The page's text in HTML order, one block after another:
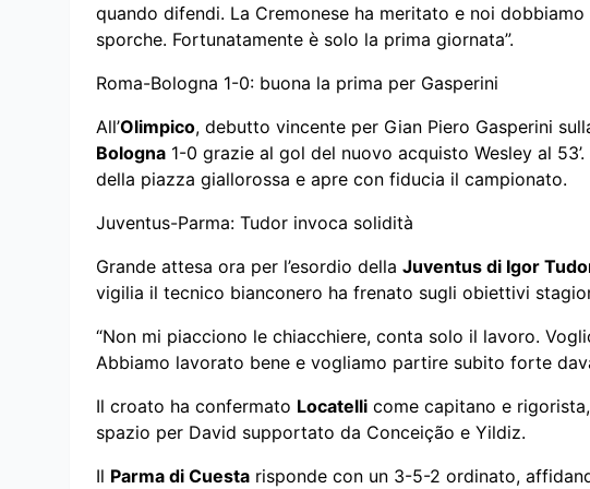
quando difendi. La Cremonese ha meritato e noi
sporche. Fortunatamente è solo la prima giornata”.
Roma-Bologna 1-0: buona la prima per Gasperini
All’Olimpico, debutto vincente per Gian Piero Gasperini
Bologna 1-0 grazie al gol del nuovo acquisto Wesley al
della piazza giallorossa e apre con fiducia il campionato.
Juventus-Parma: Tudor invoca solidità
Grande attesa ora per l’esordio della Juventus di Igor
vigilia il tecnico bianconero ha frenato sugli obiettivi
“Non mi piacciono le chiacchiere, conta solo il lavoro.
Abbiamo lavorato bene e vogliamo partire subito forte
Il croato ha confermato Locatelli come capitano e
spazio per David supportato da Conceição e Yildiz.
Il Parma di Cuesta risponde con un 3-5-2 ordinato,